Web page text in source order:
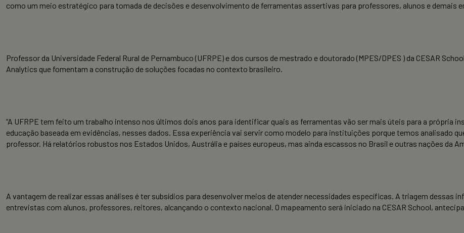
como um meio estratégico para tomada de decisões e desenvolvimento de ferramentas assertivas para professores, alunos e demais
Professor da Universidade Federal Rural de Pernambuco (UFRPE) e dos cursos de mestrado e doutorado (MPES/DPES ) da CESAR
Analytics que fomentam a construção de soluções focadas no contexto brasileiro.
“A UFRPE tem feito um trabalho intenso nos últimos dois anos para identificar quais as ferramentas vão ser mais úteis para a própria
educação baseada em evidências, nesses dados. Essa experiência vai servir como modelo para instituições porque temos analisado
professor. Há relatórios robustos nos Estados Unidos, Austrália e países europeus, mas ainda escassos no Brasil e outras nações da
A vantagem de realizar essas análises é ter subsídios para desenvolver meios de atender necessidades específicas. A triagem dessas
entrevistas com alunos, professores, reitores, alcançando o contexto nacional. O mapeamento será iniciado na CESAR School,